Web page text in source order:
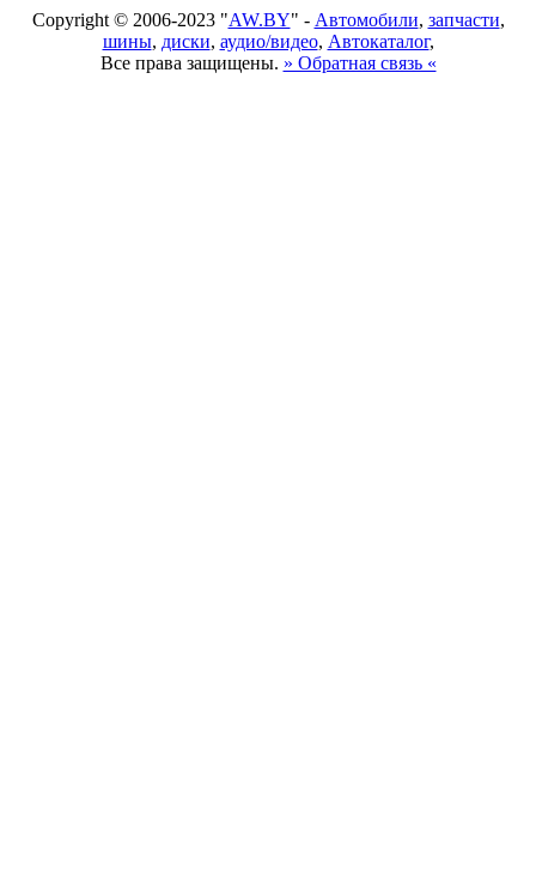
Copyright © 2006-2023 "AW.BY" - Автомобили, запчасти,
шины, диски, аудио/видео, Автокаталог,
Все права защищены. » Обратная связь «